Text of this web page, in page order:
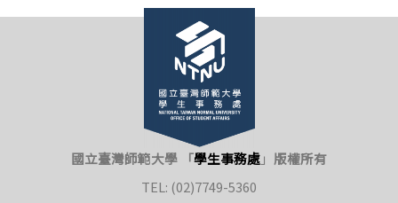
國立臺灣師範大學 「學生事務處」 版權所有
TEL: (02)7749-5360